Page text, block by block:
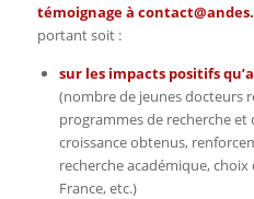
témoignage à
portant soit :
sur les impacts positifs
(nombre de jeunes docteurs
programmes de recherche
croissance obtenus,
recherche académique, choix
France, etc.)